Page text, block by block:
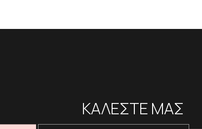
ΚΑΛΕΣΤΕ ΜΑΣ